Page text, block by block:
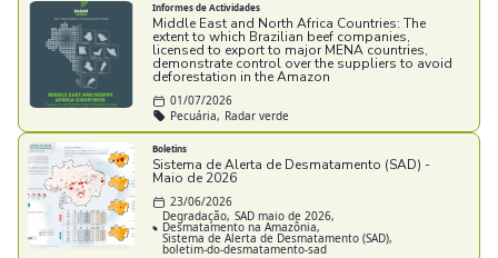
Informes de Actividades
Middle East and North Africa Countries: The
extent to which Brazilian beef companies,
licensed to export to major MENA countries,
demonstrate control over the suppliers to avoid
deforestation in the Amazon
01/07/2026
Pecuária, Radar verde
Boletins
Sistema de Alerta de Desmatamento (SAD) -
Maio de 2026
23/06/2026
Degradação, SAD maio de 2026,
Desmatamento na Amazônia,
Sistema de Alerta de Desmatamento (SAD),
boletim-do-desmatamento-sad